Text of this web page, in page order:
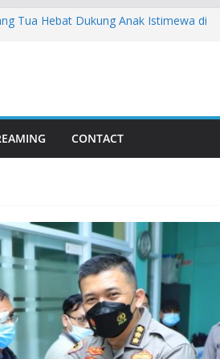
Tua Hebat Dukung Anak Istimewa di
Barat Berkelanjutan
LDII Cianjur: Yunara Resmi
Penguatan Moderasi Beragama
Nyata LDII Cianjur Dalam Menjaga
CONTACT